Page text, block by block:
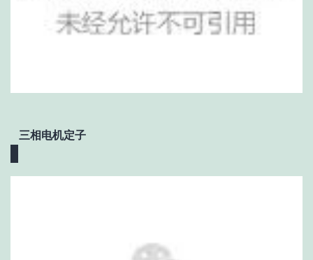
三相电机定子